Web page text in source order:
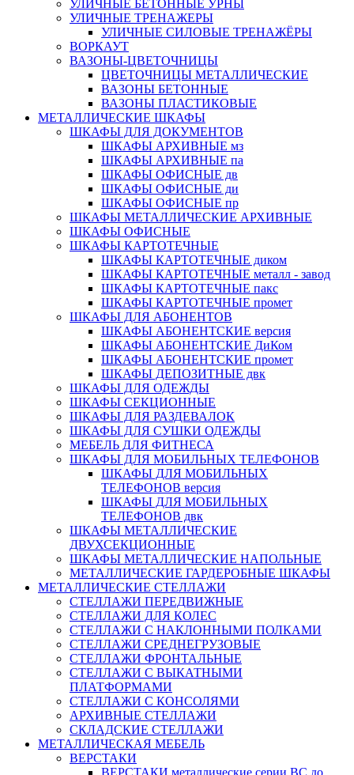
УЛИЧНЫЕ БЕТОННЫЕ УРНЫ
УЛИЧНЫЕ ТРЕНАЖЕРЫ
УЛИЧНЫЕ СИЛОВЫЕ ТРЕНАЖЁРЫ
ВОРКАУТ
ВАЗОНЫ-ЦВЕТОЧНИЦЫ
ЦВЕТОЧНИЦЫ МЕТАЛЛИЧЕСКИЕ
ВАЗОНЫ БЕТОННЫЕ
ВАЗОНЫ ПЛАСТИКОВЫЕ
МЕТАЛЛИЧЕСКИЕ ШКАФЫ
ШКАФЫ ДЛЯ ДОКУМЕНТОВ
ШКАФЫ АРХИВНЫЕ мз
ШКАФЫ АРХИВНЫЕ па
ШКАФЫ ОФИСНЫЕ дв
ШКАФЫ ОФИСНЫЕ ди
ШКАФЫ ОФИСНЫЕ пр
ШКАФЫ МЕТАЛЛИЧЕСКИЕ АРХИВНЫЕ
ШКАФЫ ОФИСНЫЕ
ШКАФЫ КАРТОТЕЧНЫЕ
ШКАФЫ КАРТОТЕЧНЫЕ диком
ШКАФЫ КАРТОТЕЧНЫЕ металл - завод
ШКАФЫ КАРТОТЕЧНЫЕ пакс
ШКАФЫ КАРТОТЕЧНЫЕ промет
ШКАФЫ ДЛЯ АБОНЕНТОВ
ШКАФЫ АБОНЕНТСКИЕ версия
ШКАФЫ АБОНЕНТСКИЕ ДиКом
ШКАФЫ АБОНЕНТСКИЕ промет
ШКАФЫ ДЕПОЗИТНЫЕ двк
ШКАФЫ ДЛЯ ОДЕЖДЫ
ШКАФЫ СЕКЦИОННЫЕ
ШКАФЫ ДЛЯ РАЗДЕВАЛОК
ШКАФЫ ДЛЯ СУШКИ ОДЕЖДЫ
МЕБЕЛЬ ДЛЯ ФИТНЕСА
ШКАФЫ ДЛЯ МОБИЛЬНЫХ ТЕЛЕФОНОВ
ШКАФЫ ДЛЯ МОБИЛЬНЫХ
ТЕЛЕФОНОВ версия
ШКАФЫ ДЛЯ МОБИЛЬНЫХ
ТЕЛЕФОНОВ двк
ШКАФЫ МЕТАЛЛИЧЕСКИЕ
ДВУХСЕКЦИОННЫЕ
ШКАФЫ МЕТАЛЛИЧЕСКИЕ НАПОЛЬНЫЕ
МЕТАЛЛИЧЕСКИЕ ГАРДЕРОБНЫЕ ШКАФЫ
МЕТАЛЛИЧЕСКИЕ СТЕЛЛАЖИ
СТЕЛЛАЖИ ПЕРЕДВИЖНЫЕ
СТЕЛЛАЖИ ДЛЯ КОЛЕС
СТЕЛЛАЖИ С НАКЛОННЫМИ ПОЛКАМИ
СТЕЛЛАЖИ СРЕДНЕГРУЗОВЫЕ
СТЕЛЛАЖИ ФРОНТАЛЬНЫЕ
СТЕЛЛАЖИ С ВЫКАТНЫМИ
ПЛАТФОРМАМИ
СТЕЛЛАЖИ С КОНСОЛЯМИ
АРХИВНЫЕ СТЕЛЛАЖИ
СКЛАДСКИЕ СТЕЛЛАЖИ
МЕТАЛЛИЧЕСКАЯ МЕБЕЛЬ
ВЕРСТАКИ
ВЕРСТАКИ металлические серии ВС до